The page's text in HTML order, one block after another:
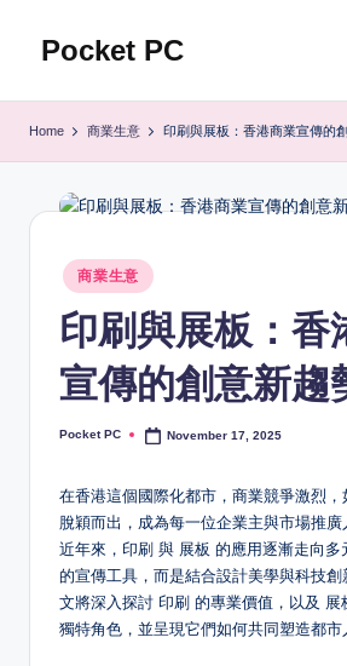
Pocket PC
Home 商業生意 印刷與展板：香港商業宣傳的
Posted
in
商業生意
印刷與展板：香
宣傳的創意新趨
Posted
Pocket PC November 17, 2025
在香港這個國際化都市，商業競爭激烈，
脫穎而出，成為每一位企業主與市場推廣
近年來，印刷 與 展板 的應用逐漸走向多
的宣傳工具，而是結合設計美學與科技
文將深入探討 印刷 的專業價值，以及 展
獨特角色，並呈現它們如何共同塑造都市